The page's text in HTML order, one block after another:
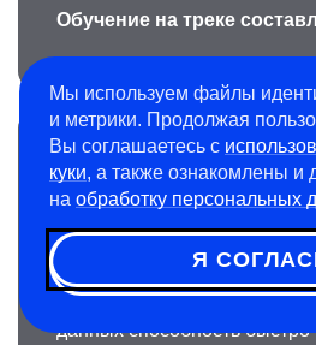
Обучение на треке
Бизнес-
в менеджменте
данных способность
Мы используем файлы
и метрики. Продолжая
Вы соглашаетесь с
куки, а также ознакомлены и
на обработку персональных
Я